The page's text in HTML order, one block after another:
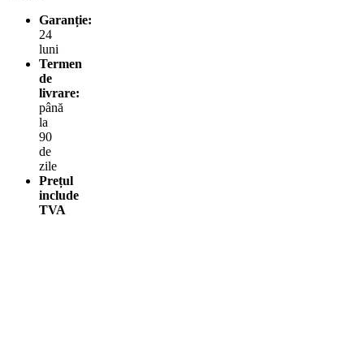
Garanție:
24
luni
Termen
de
livrare:
până
la
90
de
zile
Prețul
include
TVA